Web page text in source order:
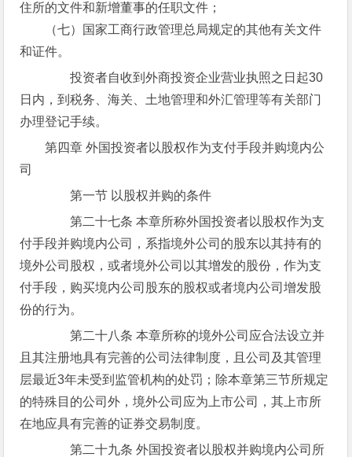
住所的文件和新增董事的任职文件；
（七）国家工商行政管理总局规定的其他有关文件
和证件。
投资者自收到外商投资企业营业执照之日起30
日内，到税务、海关、土地管理和外汇管理等有关部门
办理登记手续。
第四章 外国投资者以股权作为支付手段并购境内公
司
第一节 以股权并购的条件
第二十七条 本章所称外国投资者以股权作为支
付手段并购境内公司，系指境外公司的股东以其持有的
境外公司股权，或者境外公司以其增发的股份，作为支
付手段，购买境内公司股东的股权或者境内公司增发股
份的行为。
第二十八条 本章所称的境外公司应合法设立并
且其注册地具有完善的公司法律制度，且公司及其管理
层最近3年未受到监管机构的处罚；除本章第三节所规定
的特殊目的公司外，境外公司应为上市公司，其上市所
在地应具有完善的证券交易制度。
第二十九条 外国投资者以股权并购境内公司所